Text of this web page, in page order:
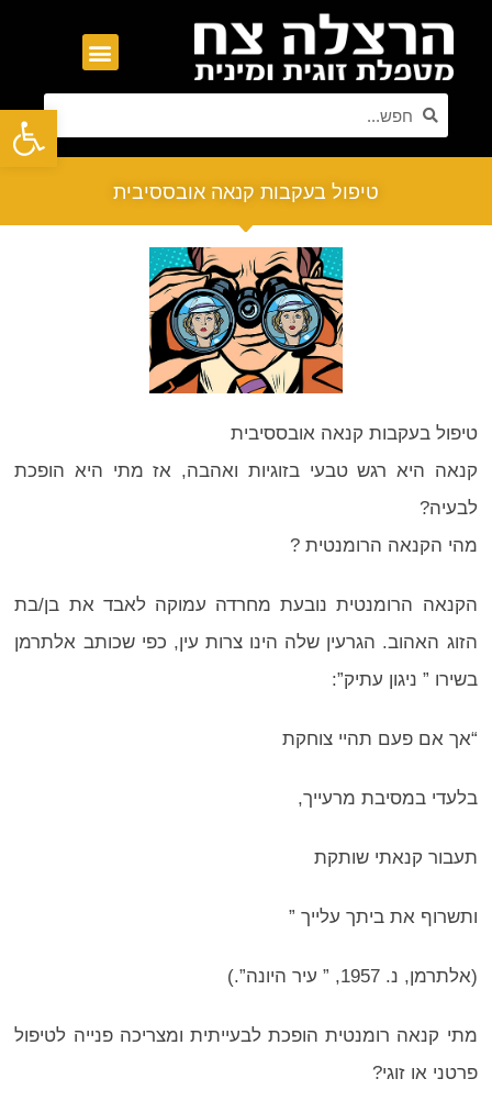
פתח סרגל נגישות
טיפול בעקבות קנאה אובססיבית
טיפול בעקבות קנאה אובססיבית
קנאה היא רגש טבעי בזוגיות ואהבה, אז מתי היא הופכת
לבעיה?
מהי הקנאה הרומנטית ?
הקנאה הרומנטית נובעת מחרדה עמוקה לאבד את בן/בת
הזוג האהוב. הגרעין שלה הינו צרות עין, כפי שכותב אלתרמן
בשירו ” ניגון עתיק”:
“אך אם פעם תהיי צוחקת
בלעדי במסיבת מרעייך,
תעבור קנאתי שותקת
ותשרוף את ביתך עלייך ”
(אלתרמן, נ. 1957, ” עיר היונה”.)
מתי קנאה רומנטית הופכת לבעייתית ומצריכה פנייה לטיפול
פרטני או זוגי?